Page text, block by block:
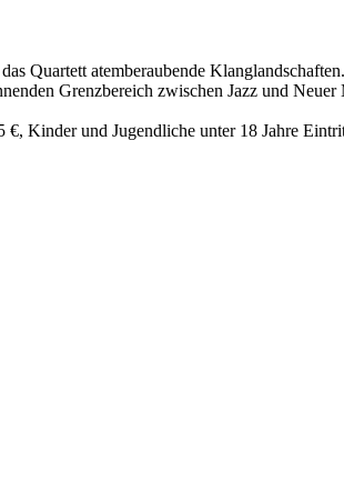
Quartett atemberaubende
Grenzbereich zwischen Jazz und Neuer
€, Kinder und Jugendliche unter 18 Jahre